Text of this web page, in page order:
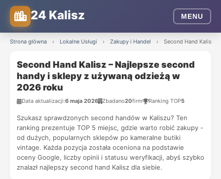
24 Kalisz MENU
Strona główna › Lokalne Usługi › Zakupy i Handel › Second Hand Kalisz
Second Hand Kalisz – Najlepsze second
handy i sklepy z używaną odzieżą w
2026 roku
Data aktualizacji:6 maja 2026 Zbadano20firm Ranking TOP5
Szukasz sprawdzonych second handów w Kaliszu? Ten
ranking prezentuje TOP 5 miejsc, gdzie warto robić zakupy -
od dużych, popularnych sklepów po kameralne butiki
vintage. Każda pozycja została oceniona na podstawie
oceny Google, liczby opinii i statusu weryfikacji, abyś szybko
znalazł najlepszy second hand Kalisz dla siebie.